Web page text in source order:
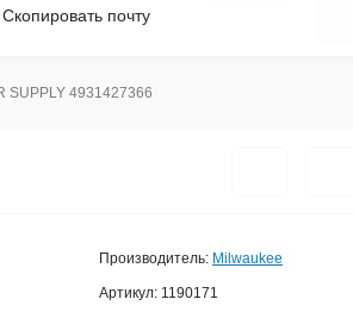
Скопировать почту
SUPPLY 4931427366
Производитель: Milwaukee
Артикул: 1190171